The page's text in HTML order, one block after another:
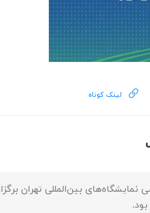
لینک کوتاه
نفت، گاز، پالایش و پتروشیمی از تاریخ ۱۸ تا ۲۱ اردیبهشت‌ماه ۱۴۰۴ در محل دائمی